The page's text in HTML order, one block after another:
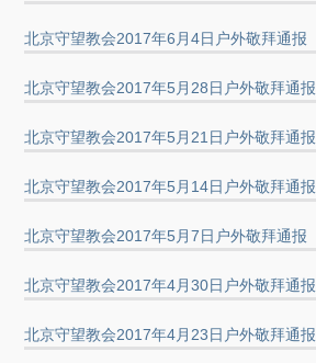
北京守望教会2017年6月4日户外敬拜通报
北京守望教会2017年5月28日户外敬拜通报
北京守望教会2017年5月21日户外敬拜通报
北京守望教会2017年5月14日户外敬拜通报
北京守望教会2017年5月7日户外敬拜通报
北京守望教会2017年4月30日户外敬拜通报
北京守望教会2017年4月23日户外敬拜通报